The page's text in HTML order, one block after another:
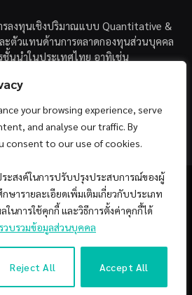
your browsing experience, serve
and analyse our traffic. By
consent to our use of cookies.
ะสงค์ในการปรับปรุงประสบการณ์ของผู้
ษารายละเอียดเพิ่มเติมเกี่ยวกับประเภท
ในการใช้คุกกี้ และวิธีการตั้งค่าคุกกี้ได้
วบรวมข้อมูลส่วนบุคคล
Reject All Accept All
ลงทุนเชิงปริมาณแบบ Quantitative &
ะตัวแทนด้านการตลาดกองทุนส่วนบุคคล
นนำในประเทศไทย อาทิเช่น
ำกัด
จำกัด (มหาชน)
Facebook YouTube